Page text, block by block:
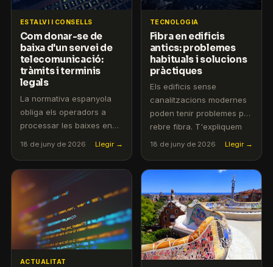
ESTALVI I CONSELLS
Com donar-se de
baixa d'un servei de
telecomunicació:
tràmits i terminis
legals
La normativa espanyola
obliga els operadors a
processar les baixes en
18 de juny de 2026 Llegir →
TECNOLOGIA
Fibra en edificis
antics: problemes
habituals i solucions
pràctiques
Els edificis sense
canalitzacions modernes
poden tenir problemes per
rebre fibra. T'expliquem
les solucions tècniques
18 de juny de 2026 Llegir →
ACTUALITAT